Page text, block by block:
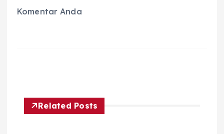
Komentar Anda
Related Posts